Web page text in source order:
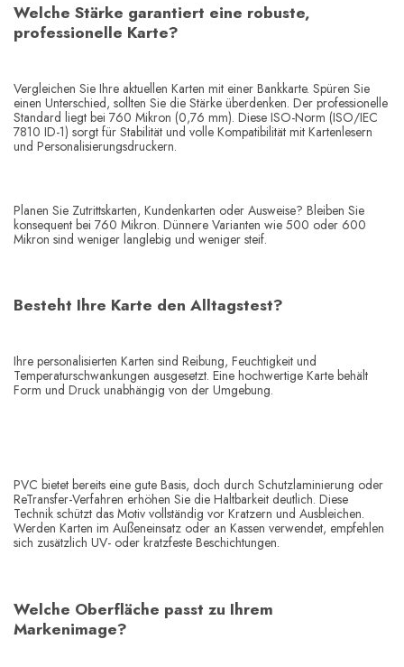
Welche Stärke garantiert eine robuste,
professionelle Karte?
Vergleichen Sie Ihre aktuellen Karten mit einer Bankkarte. Spüren Sie
einen Unterschied, sollten Sie die Stärke überdenken. Der professionelle
Standard liegt bei 760 Mikron (0,76 mm). Diese ISO-Norm (ISO/IEC
7810 ID-1) sorgt für Stabilität und volle Kompatibilität mit Kartenlesern
und Personalisierungsdruckern.
Planen Sie Zutrittskarten, Kundenkarten oder Ausweise? Bleiben Sie
konsequent bei 760 Mikron. Dünnere Varianten wie 500 oder 600
Mikron sind weniger langlebig und weniger steif.
Besteht Ihre Karte den Alltagstest?
Ihre personalisierten Karten sind Reibung, Feuchtigkeit und
Temperaturschwankungen ausgesetzt. Eine hochwertige Karte behält
Form und Druck unabhängig von der Umgebung.
PVC bietet bereits eine gute Basis, doch durch Schutzlaminierung oder
ReTransfer-Verfahren erhöhen Sie die Haltbarkeit deutlich. Diese
Technik schützt das Motiv vollständig vor Kratzern und Ausbleichen.
Werden Karten im Außeneinsatz oder an Kassen verwendet, empfehlen
sich zusätzlich UV- oder kratzfeste Beschichtungen.
Welche Oberfläche passt zu Ihrem
Markenimage?